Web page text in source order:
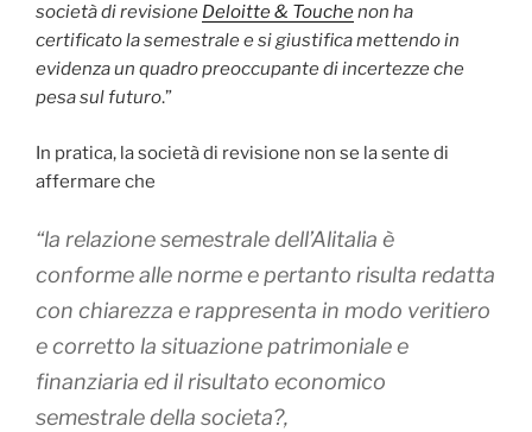
società di revisione Deloitte & Touchenon ha
certificato la semestrale e si giustifica mettendo in
evidenza un quadro preoccupante di incertezze che
pesa sul futuro.”
In pratica, la società di revisione non se la sente di
affermare che
“la relazione semestrale dell’Alitalia è
conforme alle norme e pertanto risulta redatta
con chiarezza e rappresenta in modo veritiero
e corretto la situazione patrimoniale e
finanziaria ed il risultato economico
semestrale della societa?,